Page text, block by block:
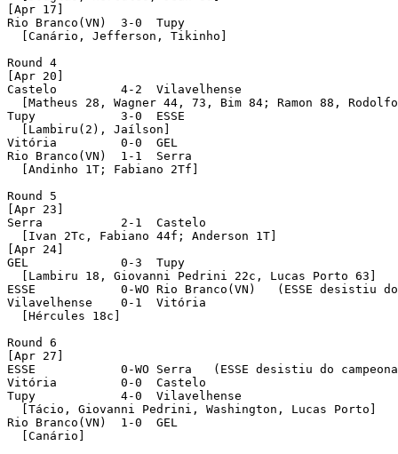
[Apr 17]
Rio Branco(VN)  3-0  Tupy
  [Canário, Jefferson, Tikinho]
Round 4
[Apr 20]
Castelo         4-2  Vilavelhense
[Matheus 28, Wagner 44, 73, Bim 84; Ramon 88,
Tupy            3-0  ESSE
  [Lambiru(2), Jaílson]
Vitória         0-0  GEL
Rio Branco(VN)  1-1  Serra
  [Andinho 1T; Fabiano 2Tf]
Round 5
[Apr 23]
Serra           2-1  Castelo
  [Ivan 2Tc, Fabiano 44f; Anderson 1T]
[Apr 24]
GEL             0-3  Tupy
  [Lambiru 18, Giovanni Pedrini 22c, Lucas Porto 63]
ESSE            0-WO Rio Branco(VN)   (ESSE desistiu do
Vilavelhense    0-1  Vitória
  [Hércules 18c]
Round 6
[Apr 27]
ESSE            0-WO Serra   (ESSE desistiu do
Vitória         0-0  Castelo
Tupy            4-0  Vilavelhense
  [Tácio, Giovanni Pedrini, Washington, Lucas Porto]
Rio Branco(VN)  1-0  GEL
  [Canário]